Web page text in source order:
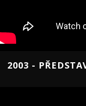
2003 -